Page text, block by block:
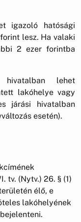
igazoló hatósági
lesz. Ha valaki
2 ezer forintba
lehet
lakóhelye vagy
járási hivatalban
esetén).
tv. (Nytv.) 26. § (1)
élő, e
lakóhelyének